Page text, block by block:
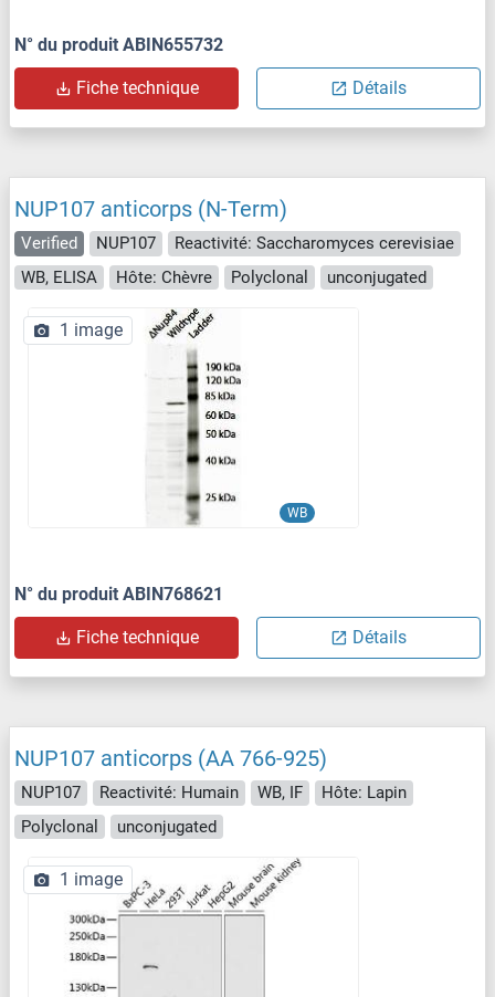
N° du produit ABIN655732
Fiche technique Détails
NUP107 anticorps (N-Term)
Verified NUP107
Reactivité: Saccharomyces cerevisiae
WB, ELISA
Hôte: Chèvre Polyclonal unconjugated
WB
1 image
N° du produit ABIN768621
Fiche technique Détails
NUP107 anticorps (AA 766-925)
NUP107 Reactivité: Humain WB, IF
Hôte: Lapin
Polyclonal
unconjugated
1 image